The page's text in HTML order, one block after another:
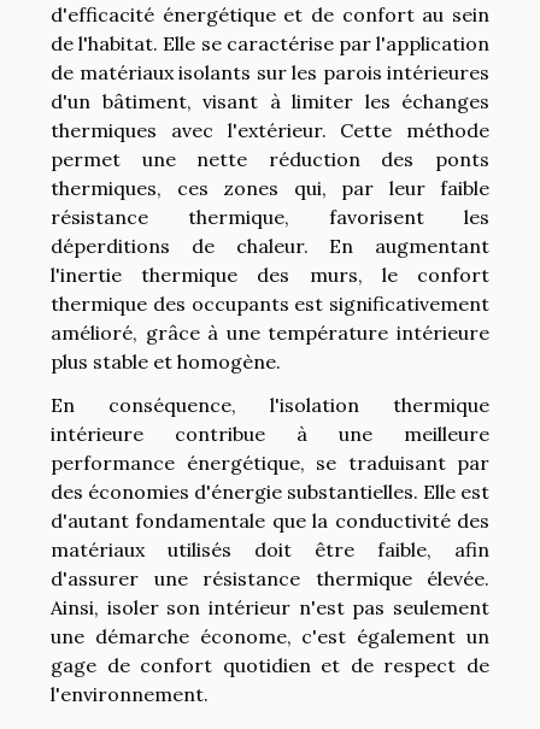
d'efficacité énergétique et de confort au sein
de l'habitat. Elle se caractérise par l'application
de matériaux isolants sur les parois intérieures
d'un bâtiment, visant à limiter les échanges
thermiques avec l'extérieur. Cette méthode
permet une nette réduction des ponts
thermiques, ces zones qui, par leur faible
résistance thermique, favorisent les
déperditions de chaleur. En augmentant
l'inertie thermique des murs, le confort
thermique des occupants est significativement
amélioré, grâce à une température intérieure
plus stable et homogène.
En conséquence, l'isolation thermique
intérieure contribue à une meilleure
performance énergétique, se traduisant par
des économies d'énergie substantielles. Elle est
d'autant fondamentale que la conductivité des
matériaux utilisés doit être faible, afin
d'assurer une résistance thermique élevée.
Ainsi, isoler son intérieur n'est pas seulement
une démarche économe, c'est également un
gage de confort quotidien et de respect de
l'environnement.